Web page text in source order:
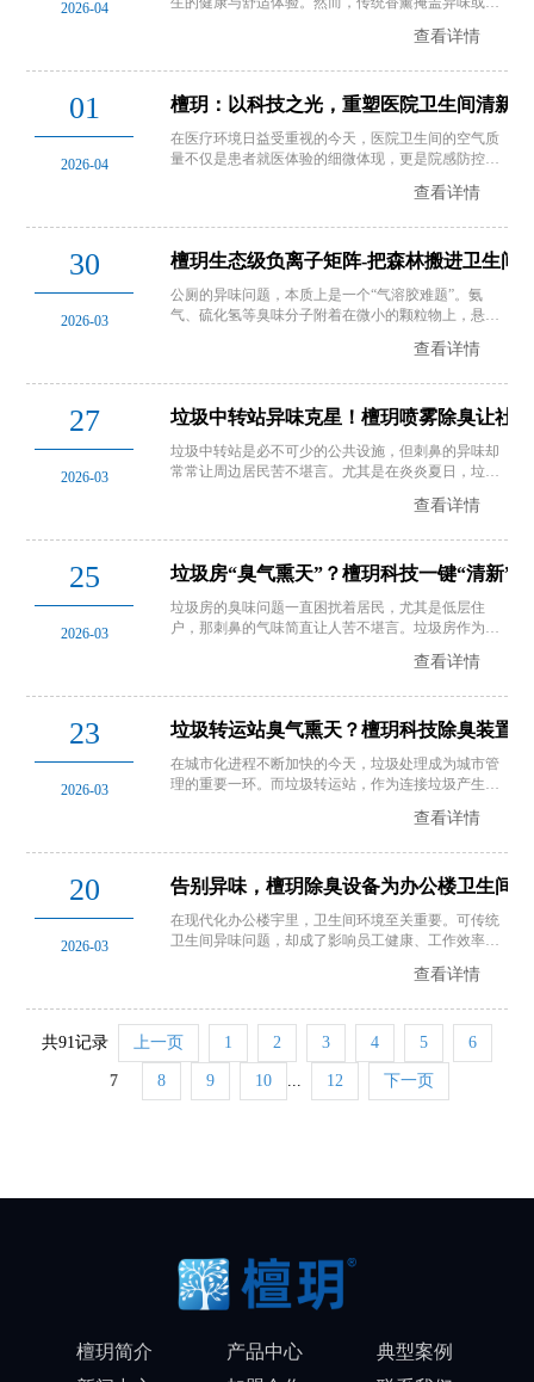
2026-04
高效除臭杀菌的需求。此时，檀玥科技除臭机带着创
查看详情
01
2026-04
檀玥：以科技之光，重塑医院卫生间清新
在医疗环境日益受重视的今天，医院卫生间的空气质
量不仅是患者就医体验的细微体现，更是院感防控的
洒，不仅无法根除异味，更可能带来二次污染，威胁
查看详情
30
2026-03
檀玥生态级负离子矩阵-把森林搬进卫生间
公厕的异味问题，本质上是一个“气溶胶难题”。氨
气、硫化氢等臭味分子附着在微小的颗粒物上，悬浮
给出的解决方案是：主动出击，让它落下来。生态级
查看详情
27
2026-03
垃圾中转站异味克星！檀玥喷雾除臭让社
垃圾中转站是必不可少的公共设施，但刺鼻的异味却
常常让周边居民苦不堪言。尤其是在炎炎夏日，垃圾
更降低了居民的生活幸福感。别担心，檀玥科技垃圾
查看详情
25
2026-03
垃圾房“臭气熏天”？檀玥科技一键“清新”
垃圾房的臭味问题一直困扰着居民，尤其是低层住
户，那刺鼻的气味简直让人苦不堪言。垃圾房作为垃
不断散发，不仅影响周边环境，更降低了居民的生活
查看详情
23
2026-03
垃圾转运站臭气熏天？檀玥科技除臭装置
在城市化进程不断加快的今天，垃圾处理成为城市管
理的重要一环。而垃圾转运站，作为连接垃圾产生源
关注。尤其是刺鼻的异味，不仅影响周边居民的生活
查看详情
20
2026-03
告别异味，檀玥除臭设备为办公楼卫生间
在现代化办公楼宇里，卫生间环境至关重要。可传统
卫生间异味问题，却成了影响员工健康、工作效率和
间封闭，氨、硫化氢等有害异味及细菌、病毒气溶胶
吸道疾病，降低员工工作积…
查看详情
共91记录 上一页 1 2 3 4 5 6
7 8 9 10 ... 12 下一页
檀玥简介 产品中心
典型案例